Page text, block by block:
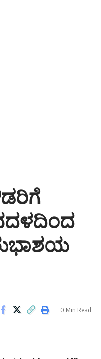
0 Min Read